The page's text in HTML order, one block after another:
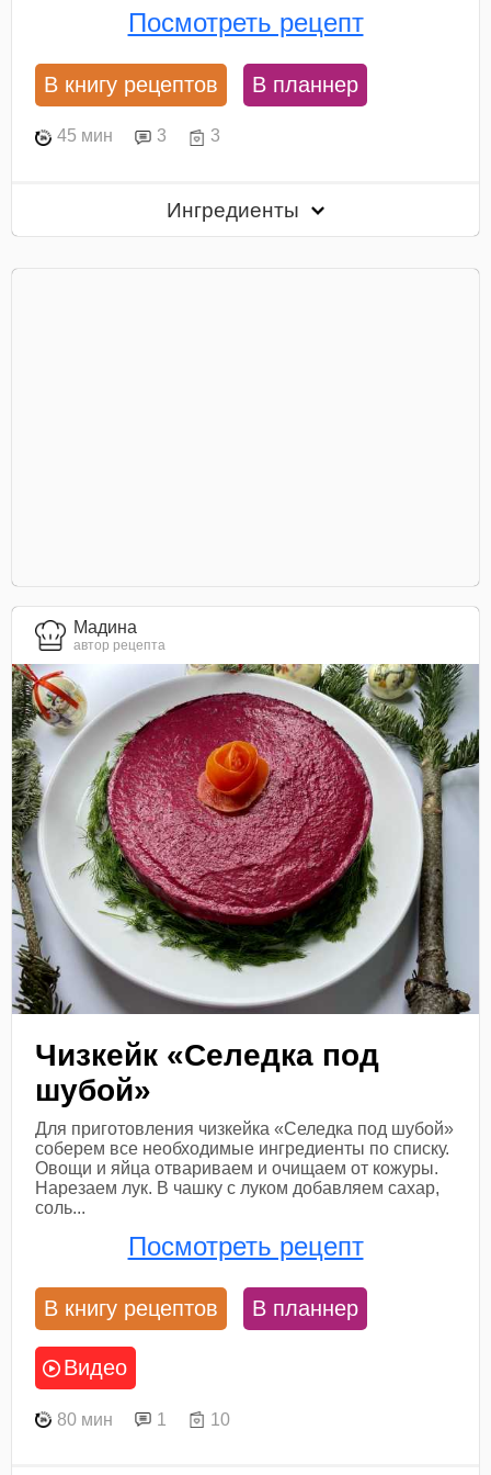
Посмотреть рецепт
В книгу рецептов В планнер
45 мин 3 3
Ингредиенты
Мадина
автор рецепта
Чизкейк «Селедка под
шубой»
Для приготовления чизкейка «Селедка под шубой»
соберем все необходимые ингредиенты по списку.
Овощи и яйца отвариваем и очищаем от кожуры.
Нарезаем лук. В чашку с луком добавляем сахар,
соль...
Посмотреть рецепт
В книгу рецептов В планнер
Видео
80 мин 1 10